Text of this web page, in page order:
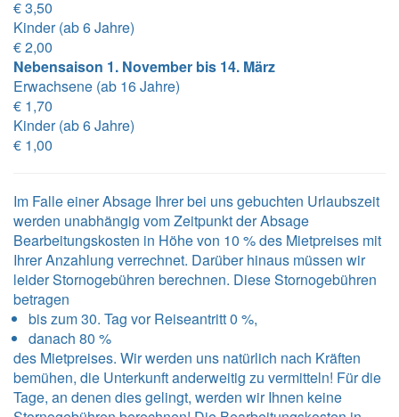
€ 3,50
Kinder (ab 6 Jahre)
€ 2,00
Nebensaison 1. November bis 14. März
Erwachsene (ab 16 Jahre)
€ 1,70
Kinder (ab 6 Jahre)
€ 1,00
Im Falle einer Absage Ihrer bei uns gebuchten Urlaubszeit
werden unabhängig vom Zeitpunkt der Absage
Bearbeitungskosten in Höhe von 10 % des Mietpreises mit
Ihrer Anzahlung verrechnet. Darüber hinaus müssen wir
leider Stornogebühren berechnen. Diese Stornogebühren
betragen
bis zum 30. Tag vor Reiseantritt 0 %,
danach 80 %
des Mietpreises. Wir werden uns natürlich nach Kräften
bemühen, die Unterkunft anderweitig zu vermitteln! Für die
Tage, an denen dies gelingt, werden wir Ihnen keine